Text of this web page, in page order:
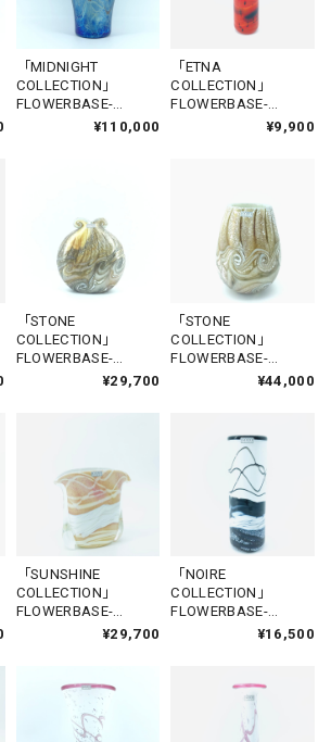
「MIDNIGHT
COLLECTION」
FLOWERBASE-
¥110,000
「ETNA
COLLECTION」
FLOWERBASE-
¥9,900
「STONE
COLLECTION」
FLOWERBASE-
¥29,700
「STONE
COLLECTION」
FLOWERBASE-
¥44,000
「SUNSHINE
COLLECTION」
FLOWERBASE-
¥29,700
「NOIRE
COLLECTION」
FLOWERBASE-
¥16,500